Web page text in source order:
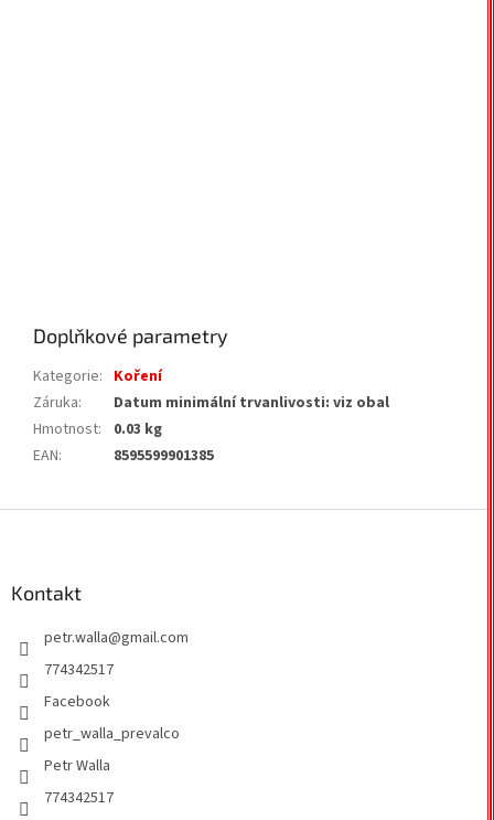
Doplňkové parametry
Kategorie: Koření
Záruka:
Datum minimální trvanlivosti: viz obal
Hmotnost:
0.03 kg
EAN: 8595599901385
Kontakt
petr.walla@gmail.com
774342517
Facebook
petr_walla_prevalco
Petr Walla
774342517